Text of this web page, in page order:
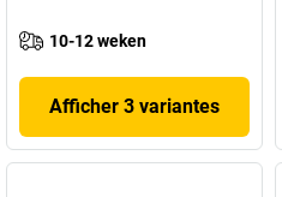
10-12 weken
Afficher 3 variantes